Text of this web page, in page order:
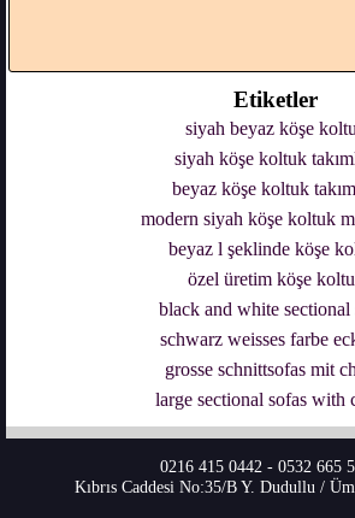
Etiketler
siyah beyaz köşe
siyah köşe koltuk
beyaz köşe koltuk
modern siyah köşe koltuk
beyaz l şeklinde köşe
özel üretim köşe
black and white sectional
schwarz weisses farbe
grosse schnittsofas mit
large sectional sofas with
0216 415 0442 - 0532 665
Kıbrıs Caddesi No:35/B Y. Dudullu /